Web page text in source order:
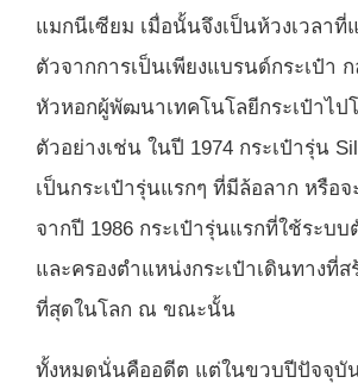
แมกนีเซียม เมื่อนั้นจึงเป็นห้วงเวลา
ตัวจากการเป็นเพียงแบรนด์กระเป๋า
หัวหอกผู้พัฒนาเทคโนโลยีกระเป๋าไป
ตัวอย่างเช่น ในปี 1974 กระเป๋ารุ่น
เป็นกระเป๋ารุ่นแรกๆ ที่มีล้อลาก หรือจ
จากปี 1986 กระเป๋ารุ่นแรกที่ใช้ระบบ
และครองตำแหน่งกระเป๋าเดินทางที่ส
ที่สุดในโลก ณ ขณะนั้น
ทั้งหมดนั่นคืออดีต แต่ในขวบปีปัจจุบั